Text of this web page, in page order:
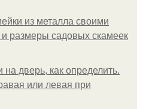
из металла своими
размеры садовых скамеек
дверь, как определить.
или левая при